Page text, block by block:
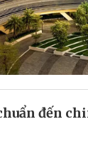
đến